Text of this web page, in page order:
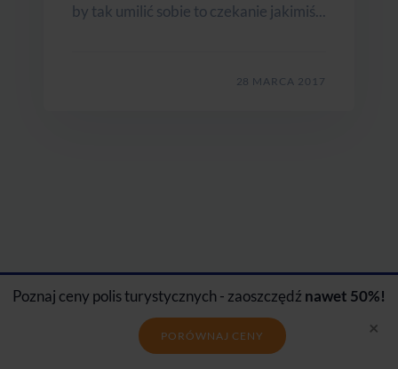
by tak umilić sobie to czekanie jakimiś...
28 MARCA 2017
Ubezpieczenia dlakrajów
Poznaj ceny polis turystycznych - zaoszczędź nawet 50%!
PORÓWNAJ CENY ×